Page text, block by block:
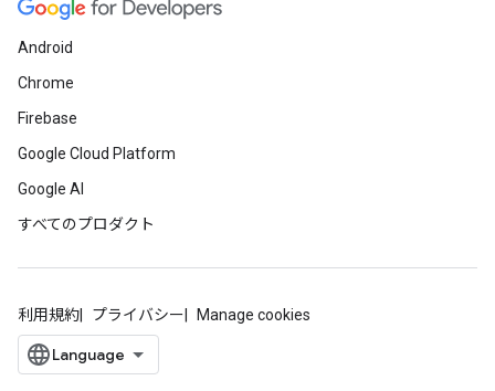
Android
Chrome
Firebase
Google Cloud Platform
Google AI
すべてのプロダクト
利用規約 プライバシー Manage cookies